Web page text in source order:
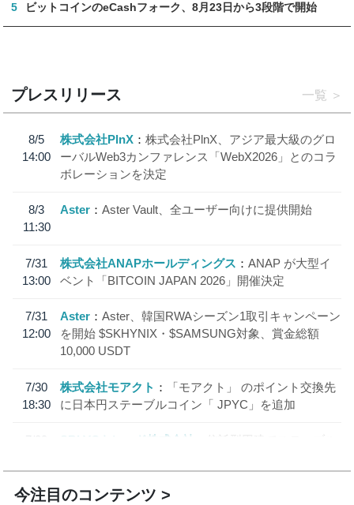
5 ビットコインのeCashフォーク、8月23日から3段階で開始
プレスリリース 一覧
8/5
14:00
株式会社PlnX
株式会社PlnX、アジア最大級のグロ
ーバルWeb3カンファレンス「WebX2026」とのコラ
ボレーションを決定
8/3
11:30
Aster Aster Vault、全ユーザー向けに提供開始
7/31
13:00
株式会社ANAPホールディングス
ANAP が大型イ
ベント「BITCOIN JAPAN 2026」開催決定
7/31
12:00
Aster
Aster、韓国RWAシーズン1取引キャンペーン
を開始 $SKHYNIX・$SAMSUNG対象、賞金総額
10,000 USDT
7/30
18:30
株式会社モアクト
「モアクト」 のポイント交換先
に日本円ステーブルコイン「 JPYC」を追加
7/29
SBI VCトレード株式会社
信託型円建てステーブル
今注目のコンテンツ